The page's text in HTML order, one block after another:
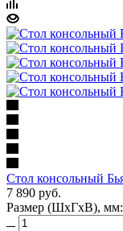
Стол консольный
7 890 руб.
Размер (ШхГхВ), мм: